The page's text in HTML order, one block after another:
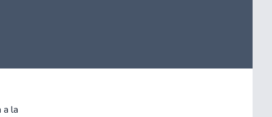
a la